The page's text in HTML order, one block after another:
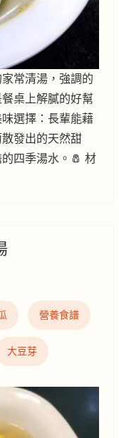
常清湯，強調的
桌上解膩的好幫
選擇：長輩能藉
發出的天然甜
四季湯水。🧂 材
營養食譜
大豆芽